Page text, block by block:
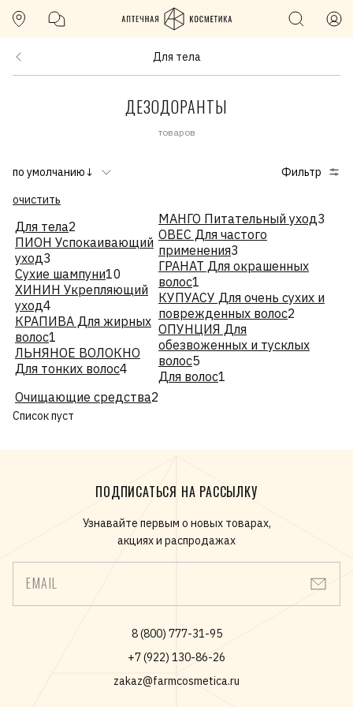
Для тела
ДЕЗОДОРАНТЫ
товаров
по умолчанию↓
Фильтр
очистить
Для тела2
ПИОН Успокаивающий
уход3
Сухие шампуни10
ХИНИН Укрепляющий
уход4
КРАПИВА Для жирных
волос1
ЛЬНЯНОЕ ВОЛОКНО
Для тонких волос4
МАНГО Питательный уход3
ОВЕС Для частого
применения3
ГРАНАТ Для окрашенных
волос1
КУПУАСУ Для очень сухих и
поврежденных волос2
ОПУНЦИЯ Для
обезвоженных и тусклых
волос5
Для волос1
Очищающие средства2
Список пуст
ПОДПИСАТЬСЯ НА РАССЫЛКУ
Узнавайте первым о новых товарах,
акциях и распродажах
EMAIL
8 (800) 777-31-95
+7 (922) 130-86-26
zakaz@farmcosmetica.ru